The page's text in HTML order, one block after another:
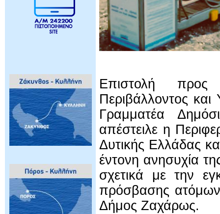
Επιστολή
Περιβάλλοντος
Γραμματέα
απέστειλε η
Δυτικής Ελλάδας
έντονη ανησυχία
σχετικά με την
πρόσβασης ατόμων
Δήμος Ζαχάρως.